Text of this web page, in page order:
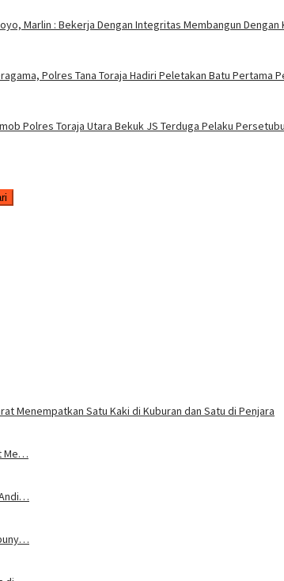
Marlin : Bekerja Dengan Integritas Membangun Dengan
Polres Tana Toraja Hadiri Peletakan Batu Pertama
Polres Toraja Utara Bekuk JS Terduga Pelaku
Me…